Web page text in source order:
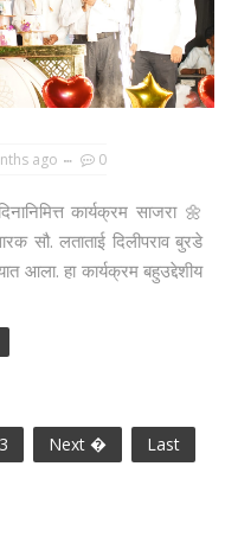
ago 0
कार्यक्रम साजरा 🌼
सौ. लताताई दिलीपराव बुरडे
आला. हा कार्यक्रम बहुउद्देशीय
Next � Last